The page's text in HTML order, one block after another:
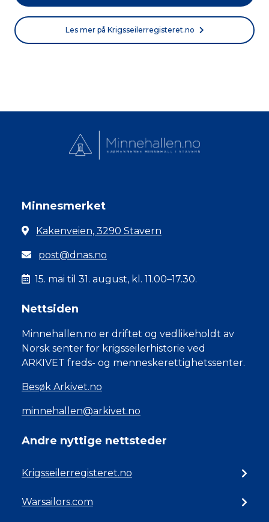
Les mer på Krigsseilerregisteret.no
Minnesmerket
Kakenveien, 3290 Stavern
post@dnas.no
15. mai til 31. august, kl. 11.00–17.30.
Nettsiden
Minnehallen.no er driftet og vedlikeholdt av
Norsk senter for krigsseilerhistorie ved
ARKIVET freds- og menneskerettighetssenter.
Besøk Arkivet.no
minnehallen@arkivet.no
Andre nyttige nettsteder
Krigsseilerregisteret.no
Warsailors.com